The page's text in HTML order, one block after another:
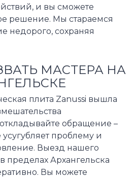
и вы сможете
решение. Мы стараемся
недорого, сохраняя
МАСТЕРА НА
плита Zanussi вышла
обращение –
проблему и
Выезд нашего
пределах Архангельска
Вы можете